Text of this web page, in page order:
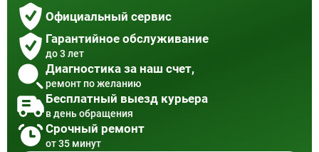
Официальный сервис
Гарантийное обслуживание
до 3 лет
Диагностика за наш счет,
ремонт по желанию
Бесплатный выезд курьера
в день обращения
Срочный ремонт
от 35 минут